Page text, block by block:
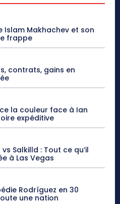
Islam Makhachev et son
frappe
contrats, gains en
la couleur face à Ian
expéditive
Salkilld : Tout ce qu’il
à Las Vegas
Rodríguez en 30
une nation